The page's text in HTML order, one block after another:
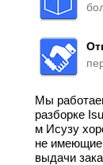
Мы
разборке
м Исузу
не имеющие
выдачи